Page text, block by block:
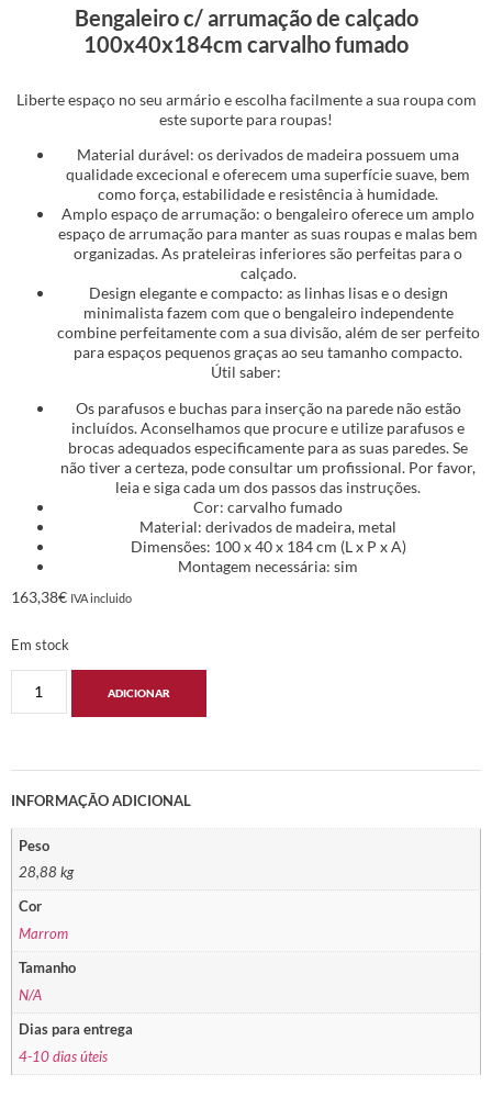
Bengaleiro c/ arrumação de calçado
100x40x184cm carvalho fumado
Liberte espaço no seu armário e escolha facilmente a sua roupa com
este suporte para roupas!
Material durável: os derivados de madeira possuem uma
qualidade excecional e oferecem uma superfície suave, bem
como força, estabilidade e resistência à humidade.
Amplo espaço de arrumação: o bengaleiro oferece um amplo
espaço de arrumação para manter as suas roupas e malas bem
organizadas. As prateleiras inferiores são perfeitas para o
calçado.
Design elegante e compacto: as linhas lisas e o design
minimalista fazem com que o bengaleiro independente
combine perfeitamente com a sua divisão, além de ser perfeito
para espaços pequenos graças ao seu tamanho compacto.
Útil saber:
Os parafusos e buchas para inserção na parede não estão
incluídos. Aconselhamos que procure e utilize parafusos e
brocas adequados especificamente para as suas paredes. Se
não tiver a certeza, pode consultar um profissional. Por favor,
leia e siga cada um dos passos das instruções.
Cor: carvalho fumado
Material: derivados de madeira, metal
Dimensões: 100 x 40 x 184 cm (L x P x A)
Montagem necessária: sim
163,38€ IVA incluido
Em stock
ADICIONAR
INFORMAÇÃO ADICIONAL
Peso
28,88 kg
Cor
Marrom
Tamanho
N/A
Dias para entrega
4-10 dias úteis